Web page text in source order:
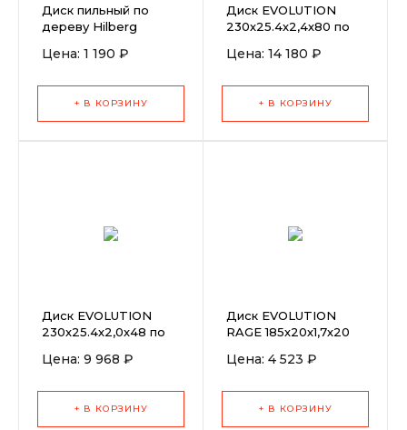
Диск пильный по
дереву Hilberg
Цена: 1 190 ₽
+ В КОРЗИНУ
Диск EVOLUTION
230х25.4х2,4х80 по
Цена: 14 180 ₽
+ В КОРЗИНУ
Диск EVOLUTION
230х25.4х2,0х48 по
Цена: 9 968 ₽
+ В КОРЗИНУ
Диск EVOLUTION
RAGE 185х20х1,7х20
Цена: 4 523 ₽
+ В КОРЗИНУ